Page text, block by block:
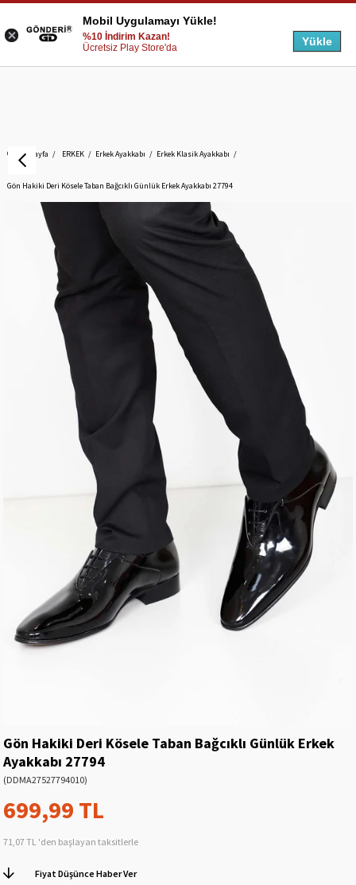
Anasayfa ERKEK Erkek Ayakkabı Erkek Klasik Ayakkabı
Gön Hakiki Deri Kösele Taban Bağcıklı Günlük Erkek Ayakkabı 27794
Gön Hakiki Deri Kösele Taban Bağcıklı Günlük Erkek
Ayakkabı 27794
(DDMA27527794010)
699,99 TL
71,07 TL 'den başlayan taksitlerle
Fiyat Düşünce Haber Ver
Mobil Uygulamayı Yükle!
%10 İndirim Kazan!
Ücretsiz Play Store'da
Yükle